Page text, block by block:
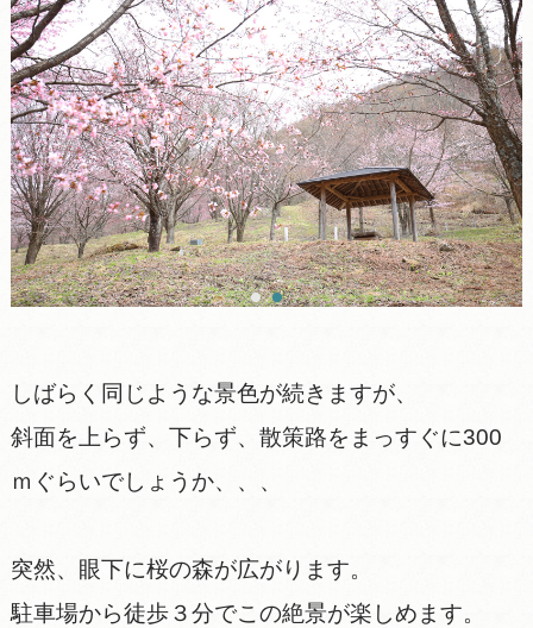
しばらく同じような景色が続きますが、
斜面を上らず、下らず、散策路をまっすぐに300
ｍぐらいでしょうか、、、
突然、眼下に桜の森が広がります。
駐車場から徒歩３分でこの絶景が楽しめます。